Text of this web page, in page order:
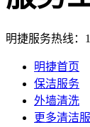
明捷服务热线：
明捷首页
保洁服务
外墙清洗
更多清洁